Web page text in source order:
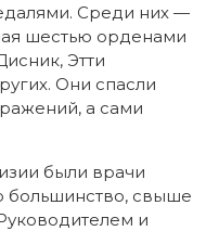
Среди них —
шестью орденами
Этти
Они спасли
а сами
были врачи
большинство, свыше
и